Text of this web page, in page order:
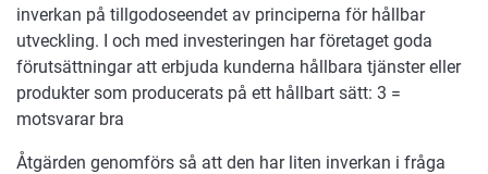
inverkan på tillgodoseendet av principerna för hållbar
utveckling. I och med investeringen har företaget goda
förutsättningar att erbjuda kunderna hållbara tjänster eller
produkter som producerats på ett hållbart sätt: 3 =
motsvarar bra
Åtgärden genomförs så att den har liten inverkan i fråga